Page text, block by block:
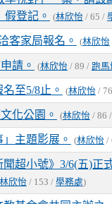
登記。
(林欣怡/ 65 /
客家局報名。 (林欣怡
請。 (林欣怡/ 89 / 跑馬
至5/8止。 (林欣怡/
化公園。 (林欣怡/ 86 /
主題影展。 (林欣怡/
超小號》3/6(五)正
欣怡/ 153 / 學務處)